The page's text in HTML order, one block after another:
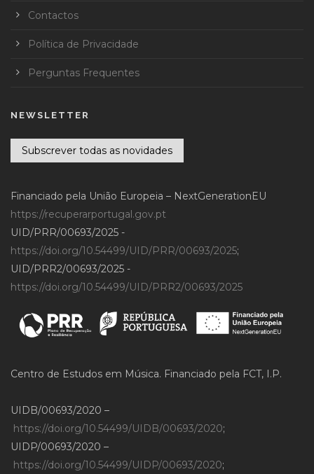
Contactos
Política de Privacidade
Perguntas Frequentes
NEWSLETTER
Subscrever todas as novidades
Financiado pela União Europeia – NextGenerationEU
https://recuperarportugal.gov.pt
UID/PRR/00693/2025 -
https://doi.org/10.54499/UID/PRR/00693/2025;
UID/PRR2/00693/2025 -
https://doi.org/10.54499/UID/PRR2/00693/2025
Centro de Estudos em Música. Financiado pela FCT, I.P.
UIDB/00693/2020 –
https://doi.org/10.54499/UIDB/00693/2020;
UIDP/00693/2020 –
https://doi.org/10.54499/UIDP/00693/2020;